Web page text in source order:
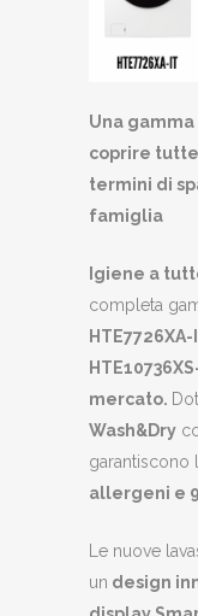
Una
coprire
termini di
famiglia
Igiene a
completa
mercato.
Wash&Dry
garantiscono
allergeni e
Le nuove
un design